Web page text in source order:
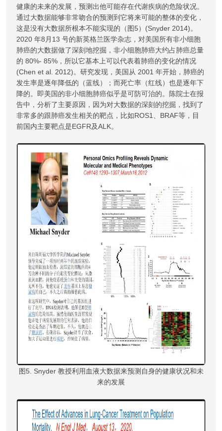
健康的未来的发展，预测出他可能存在代谢疾病的危险状况。
通过大数据能够非常吻合的预测到它将来可能的整体的变化，
这是没有大数据所根本不能实现的（图5）(Snyder 2014)。
2020 年8月13 号的新英格兰医学杂志，对美国所有非小细胞
肺癌的大数据做了深刻地挖掘，非小细胞肺癌大约占肺癌总量
的 80%- 85%，所以它基本上可以代表着肺癌的变化的情况
(Chen et al. 2012)。研究发现，美国从 2001 年开始，肺癌的
发生率是逐年降低的（蓝线）；而死亡率（红线）也是逐年下
降的。即美国的非小细胞肺癌似乎是可防可治的。陈院士在报
告中，分析了主要原因，因为对大数据的深刻的挖掘，找到了
非常多的跟肺癌发生相关的靶点，比如ROS1、BRAF等，目
前国内主要靶点是EGFR及ALK。
图5. Snyder 教授利用血液大数据来预测自身的健康状况和未
来的发展